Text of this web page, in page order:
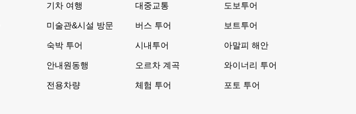
기차 여행 대중교통 도보투어
미술관&시설 방문 버스 투어 보트투어
숙박 투어 시내투어 아말피 해안
안내원동행 오르차 계곡 와이너리 투어
전용차량 체험 투어 포토 투어